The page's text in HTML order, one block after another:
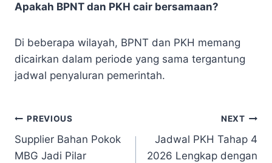
Apakah BPNT dan PKH cair bersamaan?
Di beberapa wilayah, BPNT dan PKH memang
dicairkan dalam periode yang sama tergantung
jadwal penyaluran pemerintah.
Navigasi
pos
PREVIOUS
Supplier Bahan Pokok
MBG Jadi Pilar
NEXT
Jadwal PKH Tahap 4
2026 Lengkap dengan